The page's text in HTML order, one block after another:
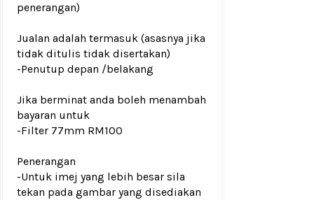
penerangan)
Jualan adalah termasuk (asasnya jika
tidak ditulis tidak disertakan)
-Penutup depan /belakang
Jika berminat anda boleh menambah
bayaran untuk
-Filter 77mm RM100
Penerangan
-Untuk imej yang lebih besar sila
tekan pada gambar yang disediakan